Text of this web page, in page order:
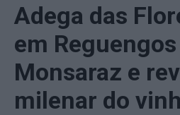
Adega das
em
Monsaraz e
milenar do